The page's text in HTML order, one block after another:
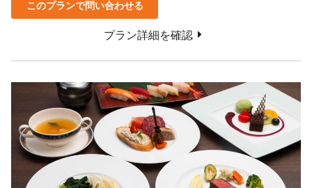
このプランで問い合わせる
プラン詳細を確認